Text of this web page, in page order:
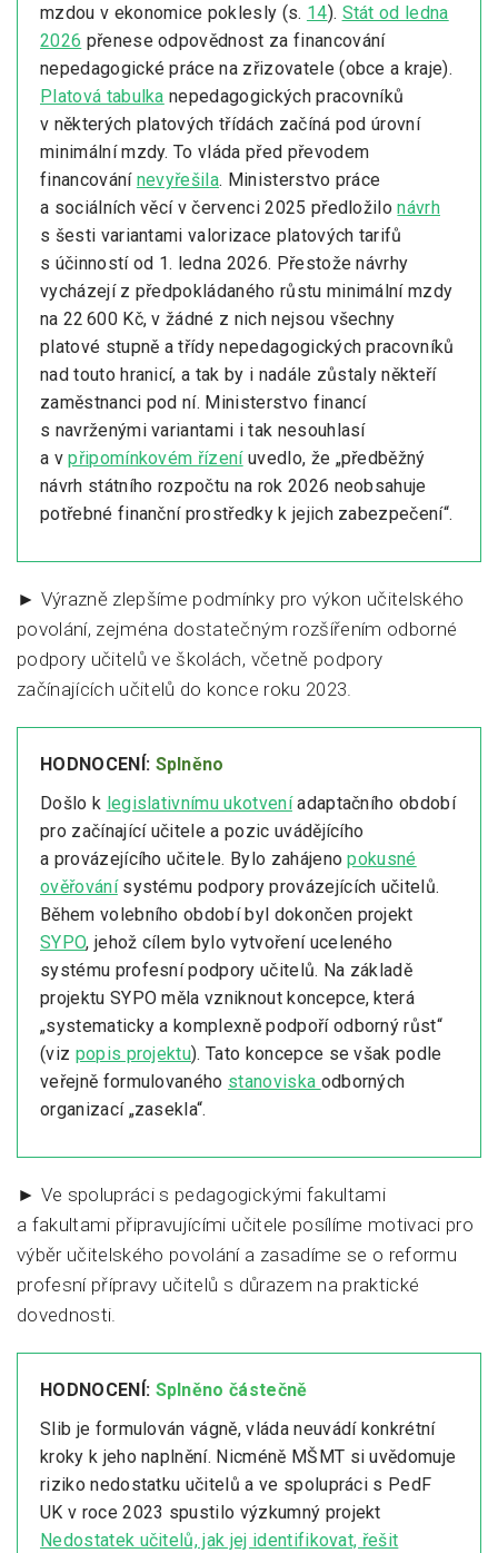
mzdou v ekonomice poklesly (s. 14). Stát od ledna
2026 přenese odpovědnost za financování
nepedagogické práce na zřizovatele (obce a kraje).
Platová tabulka nepedagogických pracovníků
v některých platových třídách začíná pod úrovní
minimální mzdy. To vláda před převodem
financování nevyřešila. Ministerstvo práce
a sociálních věcí v červenci 2025 předložilonávrh
s šesti variantami valorizace platových tarifů
s účinností od 1. ledna 2026. Přestože návrhy
vycházejí z předpokládaného růstu minimální mzdy
na 22 600 Kč, v žádné z nich nejsou všechny
platové stupně a třídy nepedagogických pracovníků
nad touto hranicí, a tak by i nadále zůstaly někteří
zaměstnanci pod ní. Ministerstvo financí
s navrženými variantami i tak nesouhlasí
a vpřipomínkovém řízeníuvedlo, že „předběžný
návrh státního rozpočtu na rok 2026 neobsahuje
potřebné finanční prostředky k jejich zabezpečení“.
► Výrazně zlepšíme podmínky pro výkon učitelského
povolání, zejména dostatečným rozšířením odborné
podpory učitelů ve školách, včetně podpory
začínajících učitelů do konce roku 2023.
HODNOCENÍ: Splněno
Došlo k legislativnímu ukotveníadaptačního období
pro začínající učitele a pozic uvádějícího
a provázejícího učitele. Bylo zahájenopokusné
ověřovánísystému podpory provázejících učitelů.
Během volebního období byl dokončen projekt
SYPO, jehož cílem bylo vytvoření uceleného
systému profesní podpory učitelů. Na základě
projektu SYPO měla vzniknout koncepce, která
„systematicky a komplexně podpoří odborný růst“
(viz popis projektu). Tato koncepce se však podle
veřejně formulovaného stanoviska odborných
organizací „zasekla“.
► Ve spolupráci s pedagogickými fakultami
a fakultami připravujícími učitele posílíme motivaci pro
výběr učitelského povolání a zasadíme se o reformu
profesní přípravy učitelů s důrazem na praktické
dovednosti.
HODNOCENÍ: Splněno částečně
Slib je formulován vágně, vláda neuvádí konkrétní
kroky k jeho naplnění. Nicméně MŠMT si uvědomuje
riziko nedostatku učitelů a ve spolupráci s PedF
UK v roce 2023 spustilo výzkumný projekt
Nedostatek učitelů, jak jej identifikovat, řešit